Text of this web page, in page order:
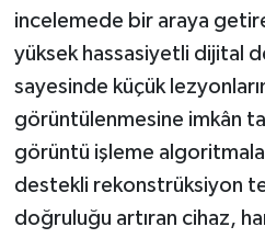
incelemede bir araya
yüksek hassasiyetli dijital
sayesinde küçük
görüntülenmesine imkân
görüntü işleme
destekli rekonstrüksiyon
doğruluğu artıran cihaz,